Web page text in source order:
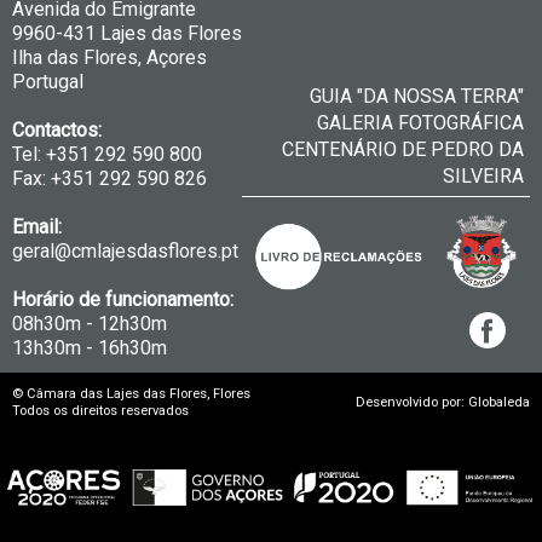
Avenida do Emigrante
9960-431 Lajes das Flores
Ilha das Flores, Açores
Portugal
Contactos:
Tel: +351 292 590 800
Fax: +351 292 590 826
Email:
geral@cmlajesdasflores.pt
Horário de funcionamento:
08h30m - 12h30m
13h30m - 16h30m
GUIA "DA NOSSA TERRA"
GALERIA FOTOGRÁFICA
CENTENÁRIO DE PEDRO DA
SILVEIRA
© Câmara das Lajes das Flores, Flores
Todos os direitos reservados
Desenvolvido por: Globaleda